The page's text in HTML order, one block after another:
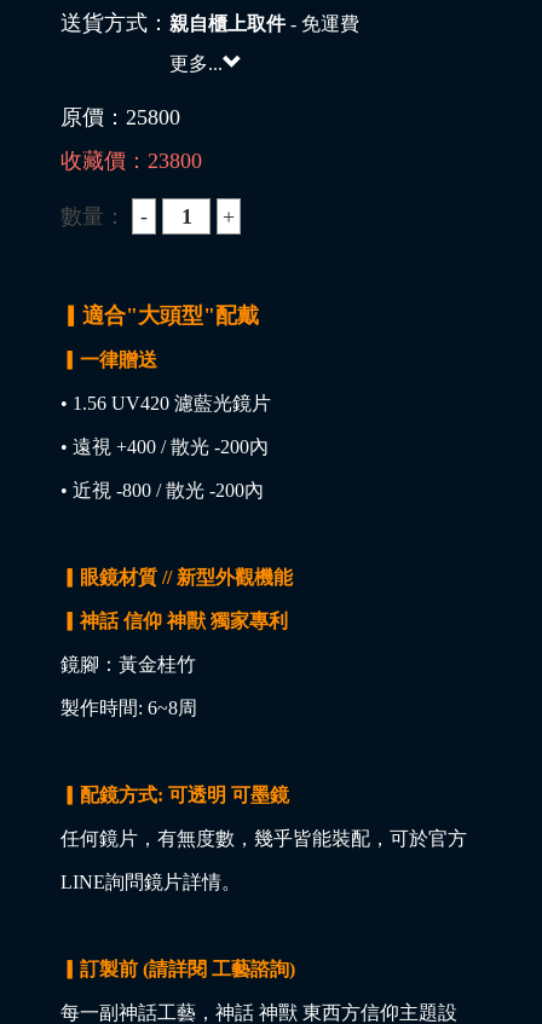
送貨方式： 親自櫃上取件- 免運費
更多...
原價： 25800
收藏價： 23800
數量：
▎適合"大頭型"配戴
▎一律贈送
• 1.56 UV420 濾藍光鏡片
• 遠視 +400 / 散光 -200內
• 近視 -800 / 散光 -200內
▎眼鏡材質 // 新型外觀機能
▎神話 信仰 神獸 獨家專利
鏡腳：黃金桂竹
製作時間: 6~8周
▎配鏡方式: 可透明 可墨鏡
任何鏡片，有無度數，幾乎皆能裝配，可於官方
LINE詢問鏡片詳情。
▎訂製前 (請詳閱 工藝諮詢)
每一副神話工藝，神話 神獸 東西方信仰主題設